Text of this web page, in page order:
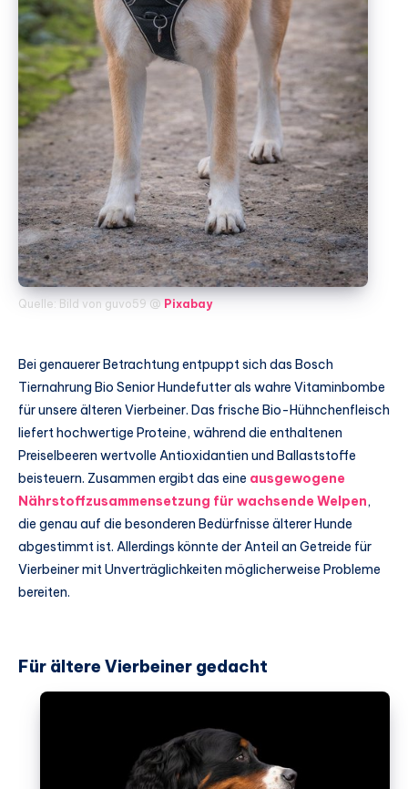
Quelle: Bild von guvo59 @ Pixabay
Bei genauerer Betrachtung entpuppt sich das Bosch
Tiernahrung Bio Senior Hundefutter als wahre Vitaminbombe
für unsere älteren Vierbeiner. Das frische Bio-Hühnchenfleisch
liefert hochwertige Proteine, während die enthaltenen
Preiselbeeren wertvolle Antioxidantien und Ballaststoffe
beisteuern. Zusammen ergibt das eine ausgewogene
Nährstoffzusammensetzung für wachsende Welpen,
die genau auf die besonderen Bedürfnisse älterer Hunde
abgestimmt ist. Allerdings könnte der Anteil an Getreide für
Vierbeiner mit Unverträglichkeiten möglicherweise Probleme
bereiten.
Für ältere Vierbeiner gedacht